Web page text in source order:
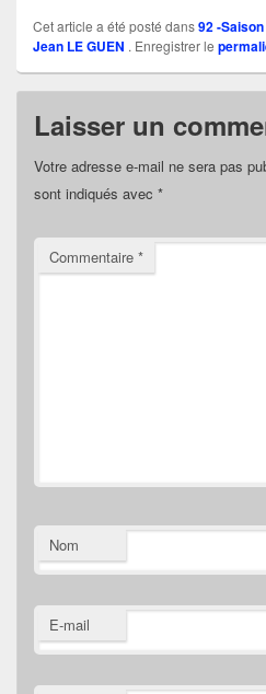
Cet article a été posté dans92 -
Jean LE GUEN . Enregistrer le
Laisser un
Votre adresse e-mail ne sera pas
sont indiqués avec *
Commentaire *
Nom
E-mail